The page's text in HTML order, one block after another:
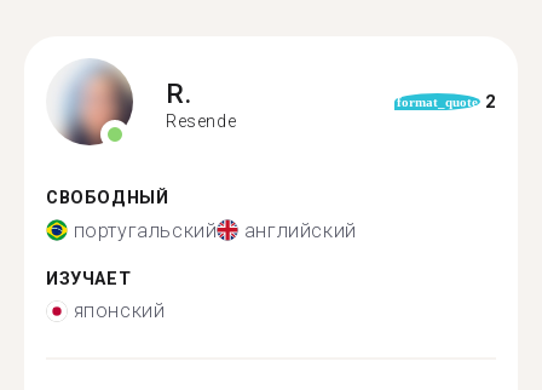
R.
Resende
format_quote 2
СВОБОДНЫЙ
португальский английский
ИЗУЧАЕТ
японский